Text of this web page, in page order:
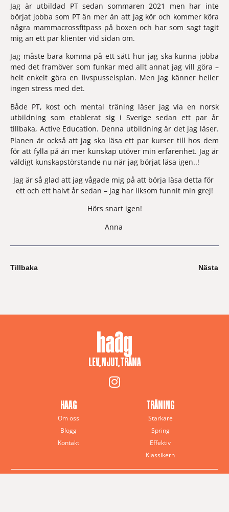
Jag är utbildad PT sedan sommaren 2021 men har inte
börjat jobba som PT än mer än att jag kör och kommer köra
några mammacrossfitpass på boxen och har som sagt tagit
mig an ett par klienter vid sidan om.
Jag måste bara komma på ett sätt hur jag ska kunna jobba
med det framöver som funkar med allt annat jag vill göra –
helt enkelt göra en livspusselsplan. Men jag känner heller
ingen stress med det.
Både PT, kost och mental träning läser jag via en norsk
utbildning som etablerat sig i Sverige sedan ett par år
tillbaka, Active Education. Denna utbildning är det jag läser.
Planen är också att jag ska läsa ett par kurser till hos dem
för att fylla på än mer kunskap utöver min erfarenhet. Jag är
väldigt kunskapstörstande nu när jag börjat läsa igen..!
Jag är så glad att jag vågade mig på att börja läsa detta för
ett och ett halvt år sedan – jag har liksom funnit min grej!
Hörs snart igen!
Anna
Tillbaka Nästa
LEV, NJUT, TRÄNA
HAAG
Om oss
Blogg
Kontakt
TRÄNING
Starkare
Spring
Effektiv
Klassikern